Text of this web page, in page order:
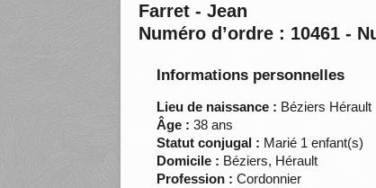
Farret - Jean
Numéro d’ordre : 10461 -
Informations personnelles
Lieu de naissance : Béziers Hérault
Âge : 38 ans
Statut conjugal : Marié 1 enfant(s)
Domicile : Béziers, Hérault
Profession : Cordonnier